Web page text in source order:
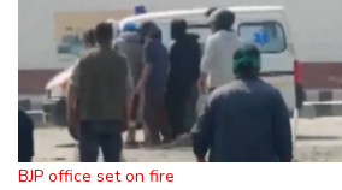
BJP office set on fire